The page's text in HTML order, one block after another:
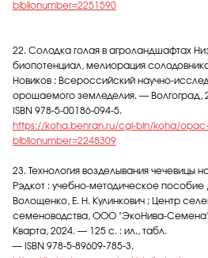
biblionumber=2251590
22. Солодка голая в агроландшафтах
биопотенциал, мелиорация
Новиков ; Всероссийский научно-
орошаемого земледелия. — Волгоград,
ISBN 978-5-00186-094-5.
https://koha.benran.ru/cgi-bin/koha/
biblionumber=2248309
23. Технология возделывания чечевицы
Рэдкот : учебно-методическое пособие
Волощенко, Е. Н. Кулинкович ; Центр
семеноводства, ООО "ЭкоНива-
Кварта, 2024. — 125 с. : ил., табл.
— ISBN 978-5-89609-785-3.